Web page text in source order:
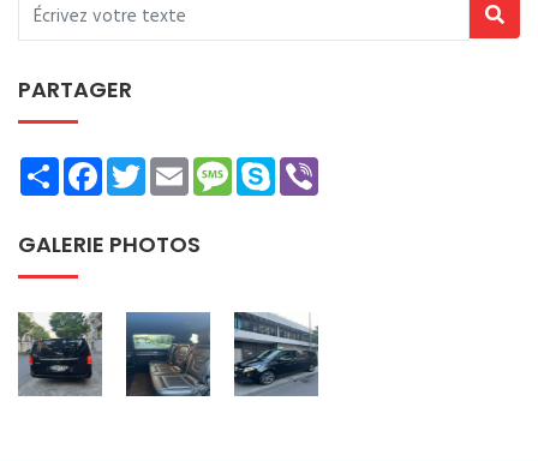
PARTAGER
ShareFacebookTwitterEmailMessage
Skype
GALERIE PHOTOS